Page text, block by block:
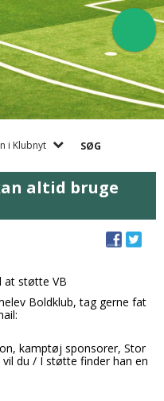
i Klubnyt
altid bruge
at støtte VB
Boldklub, tag gerne fat
kamptøj sponsorer, Stor
du / I støtte finder han en